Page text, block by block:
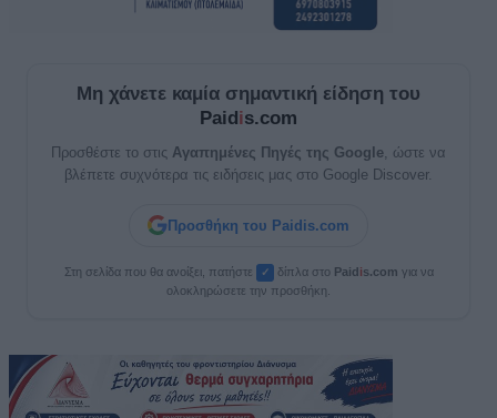
Μη χάνετε καμία σημαντική είδηση του
Paidis.com
Προσθέστε το στις Αγαπημένες Πηγές της Google , ώστε να
βλέπετε συχνότερα τις ειδήσεις μας στο Google Discover.
Προσθήκη του Paidis.com
Στη σελίδα που θα ανοίξει, πατήστε ✓ δίπλα στο Paidis.com για να
ολοκληρώσετε την προσθήκη.